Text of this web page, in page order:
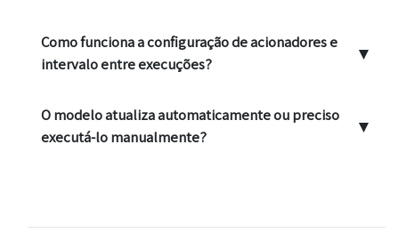
Como funciona a configuração de acionadores e
intervalo entre execuções?
▼
O modelo atualiza automaticamente ou preciso
executá-lo manualmente?
▼